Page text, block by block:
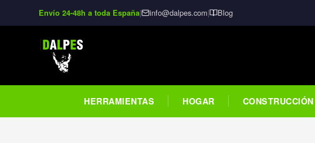
Envío 24-48h a toda España| info@dalpes.com| Blog
HERRAMIENTAS HOGAR CONSTRUCCIÓN